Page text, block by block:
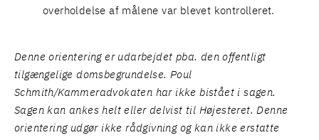
overholdelse af målene var blevet kontrolleret.
Denne orientering er udarbejdet pba. den offentligt
tilgængelige domsbegrundelse. Poul
Schmith/Kammeradvokaten har ikke bistået i sagen.
Sagen kan ankes helt eller delvist til Højesteret. Denne
orientering udgør ikke rådgivning og kan ikke erstatte